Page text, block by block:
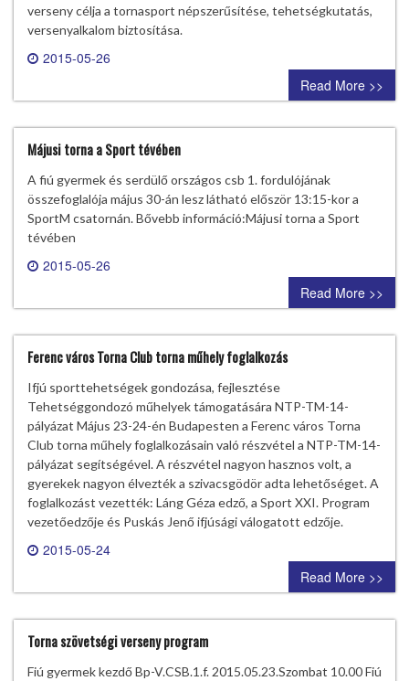
verseny célja a tornasport népszerűsítése, tehetségkutatás,
versenyalkalom biztosítása.
2015-05-26
0 comment
Read More >>
Májusi torna a Sport tévében
A fiú gyermek és serdülő országos csb 1. fordulójának
összefoglalója május 30-án lesz látható először 13:15-kor a
SportM csatornán. Bővebb információ:Májusi torna a Sport
tévében
2015-05-26
0 comment
Read More >>
Ferenc város Torna Club torna műhely foglalkozás
Ifjú sporttehetségek gondozása, fejlesztése
Tehetséggondozó műhelyek támogatására NTP-TM-14-
pályázat Május 23-24-én Budapesten a Ferenc város Torna
Club torna műhely foglalkozásain való részvétel a NTP-TM-14-
pályázat segítségével. A részvétel nagyon hasznos volt, a
gyerekek nagyon élvezték a szivacsgödör adta lehetőséget. A
foglalkozást vezették: Láng Géza edző, a Sport XXI. Program
vezetőedzője és Puskás Jenő ifjúsági válogatott edzője.
2015-05-24
0 comment
Read More >>
Torna szövetségi verseny program
Fiú gyermek kezdő Bp-V.CSB.1.f. 2015.05.23.Szombat 10.00 Fiú